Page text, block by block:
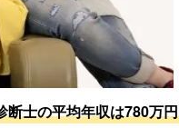
断士の平均年収は780万円